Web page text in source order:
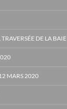
DE LA BAIE
MARS 2020